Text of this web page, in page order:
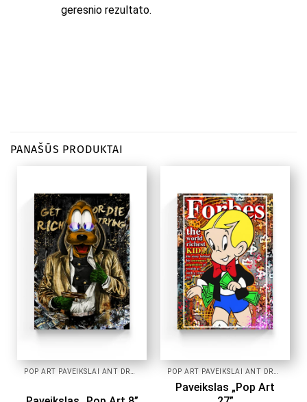
geresnio rezultato.
PANAŠŪS PRODUKTAI
Paveikslas „Pop Art